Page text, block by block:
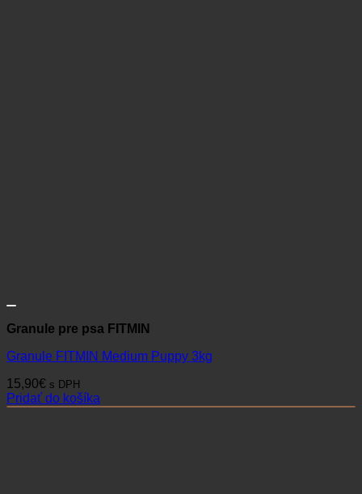
Granule pre psa FITMIN
Granule FITMIN Medium Puppy 3kg
15,90€ s DPH
Pridať do košíka